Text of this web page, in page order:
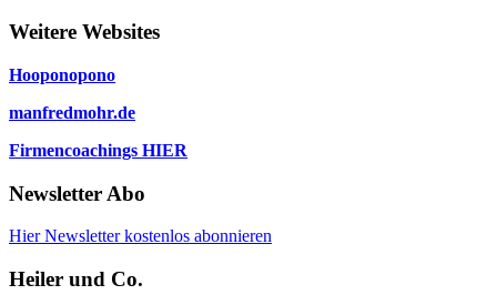
Weitere Websites
Hooponopono
manfredmohr.de
Firmencoachings HIER
Newsletter Abo
Hier Newsletter kostenlos abonnieren
Heiler und Co.